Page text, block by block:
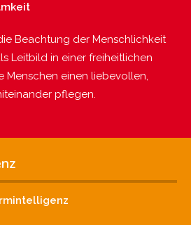
Beachtung der Menschlichkeit
Leitbild in einer freiheitlichen
Menschen einen liebevollen,
pflegen.